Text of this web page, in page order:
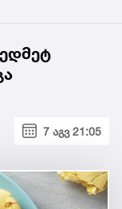
7 აგვ 21:05